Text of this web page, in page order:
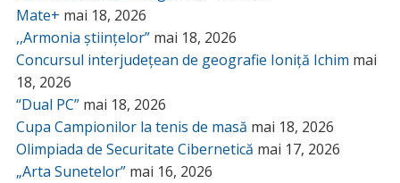
Mate+ mai 18, 2026
,,Armonia științelor” mai 18, 2026
Concursul interjudețean de geografie Ioniță Ichim mai
18, 2026
“Dual PC” mai 18, 2026
Cupa Campionilor la tenis de masă mai 18, 2026
Olimpiada de Securitate Cibernetică mai 17, 2026
„Arta Sunetelor” mai 16, 2026